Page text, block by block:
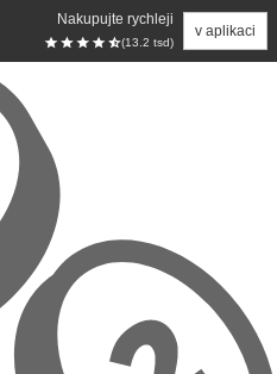
Nakupujte rychleji
(13.2 tsd)
v aplikaci